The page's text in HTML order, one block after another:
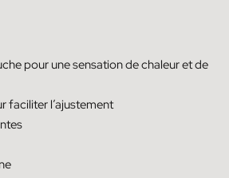
pour une sensation de chaleur et de
faciliter l’ajustement